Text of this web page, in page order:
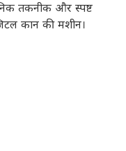
तकनीक और स्पष्ट
कान की मशीन।